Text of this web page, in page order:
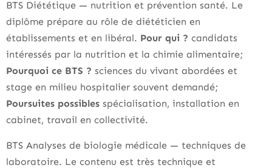
BTS Diététique — nutrition et prévention santé. Le
diplôme prépare au rôle de diététicien en
établissements et en libéral. Pour qui ? candidats
intéressés par la nutrition et la chimie alimentaire;
Pourquoi ce BTS ? sciences du vivant abordées et
stage en milieu hospitalier souvent demandé;
Poursuites possibles spécialisation, installation en
cabinet, travail en collectivité.
BTS Analyses de biologie médicale — techniques de
laboratoire. Le contenu est très technique et